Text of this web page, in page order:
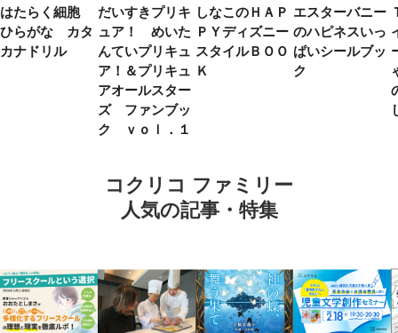
はたらく細胞
ひらがな カタ
カナドリル
だいすきプリキ
ュア！ めいた
んていプリキュ
ア！＆プリキュ
アオールスター
ズ ファンブッ
ク ｖｏｌ．１
しなこのＨＡＰ
ＰＹディズニー
スタイルＢＯＯ
Ｋ
エスターバニー
のハピネスいっ
ぱいシールブッ
ク
コクリコ ファミリー
人気の記事・特集